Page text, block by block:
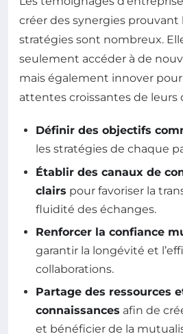
créer des synergies prouvant
stratégies sont nombreux.
seulement accéder à de
mais également innover
attentes croissantes de leurs
Définir des objectifs
les stratégies de chaque
Établir des canaux de
clairs pour favoriser la
fluidité des échanges.
Renforcer la confiance
garantir la longévité et
collaborations.
Partage des ressources
connaissances afin de
et bénéficier de la